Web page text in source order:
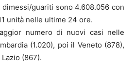
guariti sono 4.608.056 con
unità nelle ultime 24 ore.
numero di nuovi casi nelle
(1.020), poi il Veneto (878),
(867).